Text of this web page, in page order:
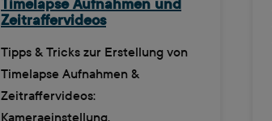
Timelapse Aufnahmen und
Zeitraffervideos
Tipps & Tricks zur Erstellung von
Timelapse Aufnahmen &
Zeitraffervideos:
Kameraeinstellung,